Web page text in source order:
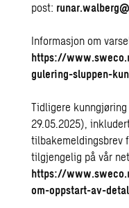
post:
Informasjon om
https://
gulering-sluppen-
Tidligere
29.05.2025),
tilbakemeldingsbrev
tilgjengelig på vår
https://
om-oppstart-av-